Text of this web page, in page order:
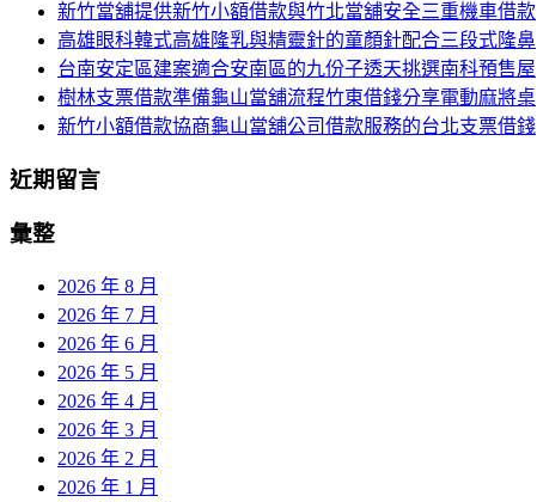
新竹當舖提供新竹小額借款與竹北當舖安全三重機車借款
高雄眼科韓式高雄隆乳與精靈針的童顏針配合三段式隆鼻
台南安定區建案適合安南區的九份子透天挑選南科預售屋
樹林支票借款準備龜山當舖流程竹東借錢分享電動麻將桌
新竹小額借款協商龜山當舖公司借款服務的台北支票借錢
近期留言
彙整
2026 年 8 月
2026 年 7 月
2026 年 6 月
2026 年 5 月
2026 年 4 月
2026 年 3 月
2026 年 2 月
2026 年 1 月